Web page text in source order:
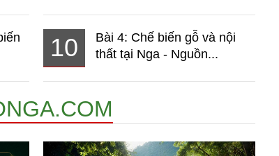
10
Bài 4: Chế biến gỗ và nội
thất tại Nga - Nguồn...